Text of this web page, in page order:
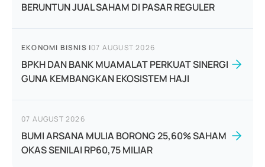
BERUNTUN JUAL SAHAM DI PASAR REGULER
EKONOMI BISNIS |07 AUGUST 2026
BPKH DAN BANK MUAMALAT PERKUAT SINERGI
GUNA KEMBANGKAN EKOSISTEM HAJI
07 AUGUST 2026
BUMI ARSANA MULIA BORONG 25,60% SAHAM
OKAS SENILAI RP60,75 MILIAR